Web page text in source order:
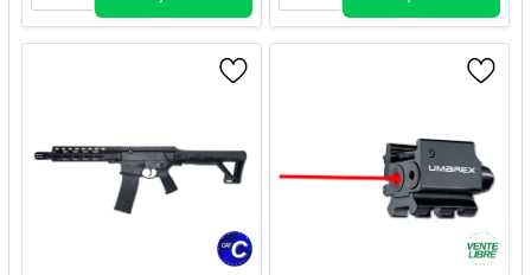
Quantité Quantité